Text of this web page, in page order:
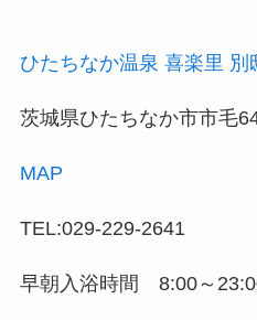
ひたちなか温泉 喜楽里
茨城県ひたちなか市市毛
MAP
TEL:029-229-2641
早朝入浴時間 8:00～